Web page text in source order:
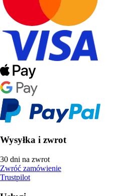
Wysyłka i zwrot
30 dni na zwrot
Zwróć zamówienie
Trustpilot